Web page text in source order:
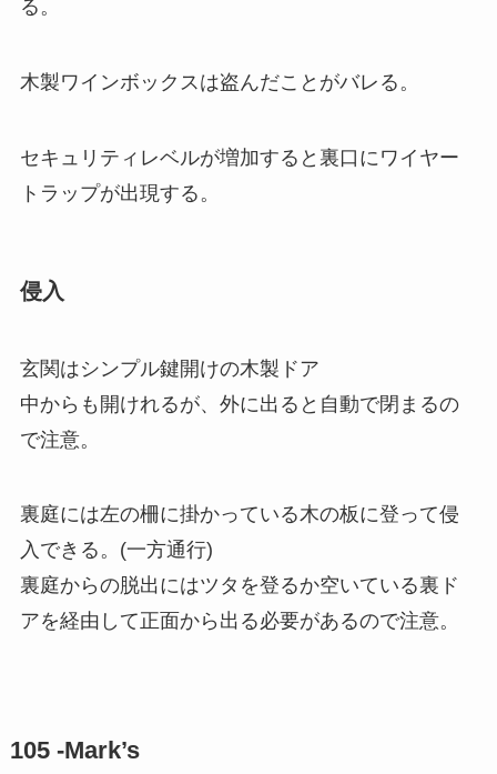
る。
木製ワインボックスは盗んだことがバレる。
セキュリティレベルが増加すると裏口にワイヤー
トラップが出現する。
侵入
玄関はシンプル鍵開けの木製ドア
中からも開けれるが、外に出ると自動で閉まるの
で注意。
裏庭には左の柵に掛かっている木の板に登って侵
入できる。(一方通行)
裏庭からの脱出にはツタを登るか空いている裏ド
アを経由して正面から出る必要があるので注意。
105 -Mark’s